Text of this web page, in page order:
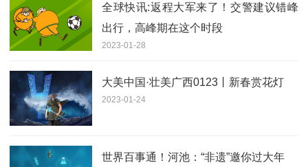
全球快讯:返程大军来了！交警建议错峰
出行，高峰期在这个时段
2023-01-28
大美中国·壮美广西0123丨新春赏花灯
2023-01-24
世界百事通！河池：“非遗”邀你过大年